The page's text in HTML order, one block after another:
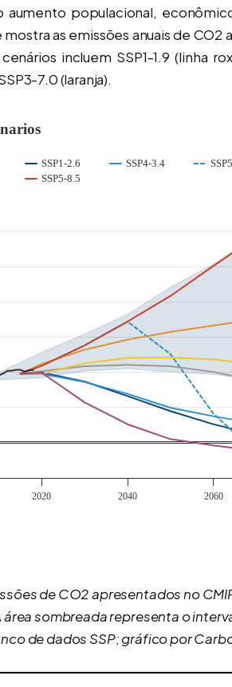
aumento populacional,
as emissões anuais de CO2
incluem SSP1-1.9 (linha
7.0 (laranja).
de CO2 apresentados no
sombreada representa o
de dados SSP; gráfico por